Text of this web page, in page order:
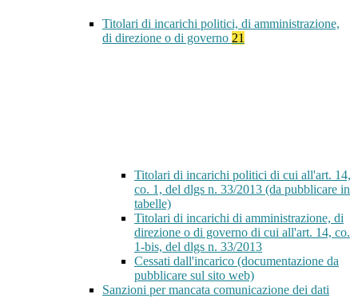
Titolari di incarichi politici, di amministrazione,
di direzione o di governo 21
Titolari di incarichi politici di cui all'art. 14,
co. 1, del dlgs n. 33/2013 (da pubblicare in
tabelle)
Titolari di incarichi di amministrazione, di
direzione o di governo di cui all'art. 14, co.
1-bis, del dlgs n. 33/2013
Cessati dall'incarico (documentazione da
pubblicare sul sito web)
Sanzioni per mancata comunicazione dei dati